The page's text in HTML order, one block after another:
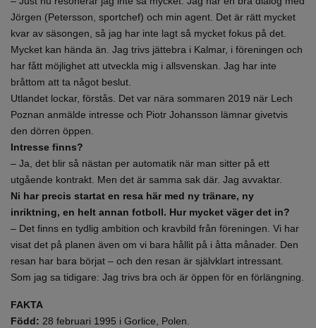
Jörgen (Petersson, sportchef) och min agent. Det är rätt mycket
kvar av säsongen, så jag har inte lagt så mycket fokus på det.
Mycket kan hända än. Jag trivs jättebra i Kalmar, i föreningen och
har fått möjlighet att utveckla mig i allsvenskan. Jag har inte
bråttom att ta något beslut.
Utlandet lockar, förstås. Det var nära sommaren 2019 när Lech
Poznan anmälde intresse och Piotr Johansson lämnar givetvis
den dörren öppen.
Intresse finns?
– Ja, det blir så nästan per automatik när man sitter på ett
utgående kontrakt. Men det är samma sak där. Jag avvaktar.
Ni har precis startat en resa här med ny tränare, ny
inriktning, en helt annan fotboll. Hur mycket väger det in?
– Det finns en tydlig ambition och kravbild från föreningen. Vi har
visat det på planen även om vi bara hållit på i åtta månader. Den
resan har bara börjat – och den resan är självklart intressant.
Som jag sa tidigare: Jag trivs bra och är öppen för en förlängning.
FAKTA
Född: 28 februari 1995 i Gorlice, Polen.